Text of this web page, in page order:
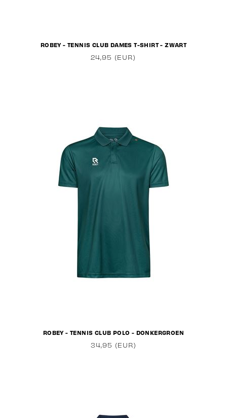
ROBEY - TENNIS CLUB DAMES T-SHIRT - ZWART
24,95 (EUR)
ROBEY - TENNIS CLUB POLO - DONKERGROEN
34,95 (EUR)